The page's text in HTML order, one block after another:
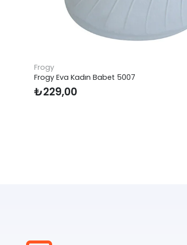
FreeCamp
FreeCamp El Pompası 1.2 Litre
₺509,79